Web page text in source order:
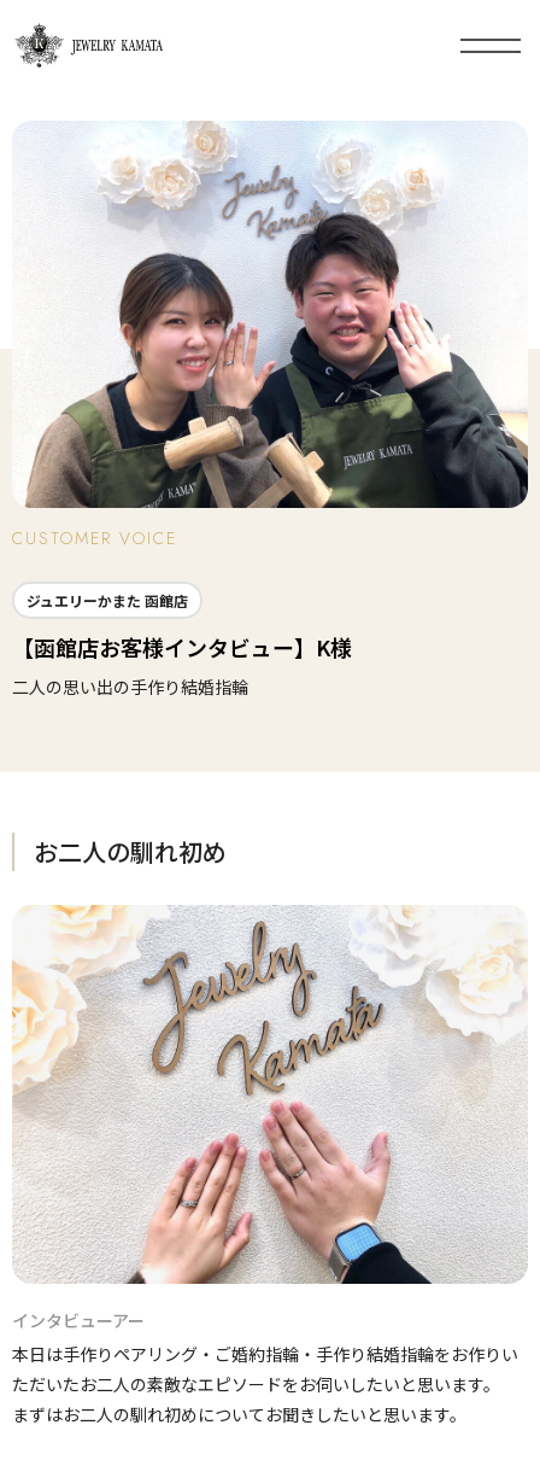
CUSTOMER VOICE
ジュエリーかまた 函館店
【函館店お客様インタビュー】K様
二人の思い出の手作り結婚指輪
お二人の馴れ初め
インタビューアー
本日は手作りペアリング・ご婚約指輪・手作り結婚指輪をお作りい
ただいたお二人の素敵なエピソードをお伺いしたいと思います。
まずはお二人の馴れ初めについてお聞きしたいと思います。